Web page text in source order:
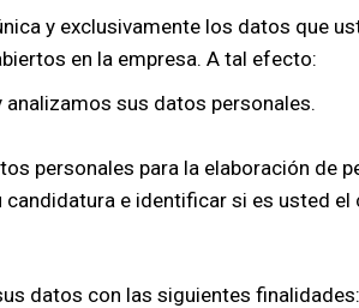
y exclusivamente los datos que
en la empresa. A tal efecto:
sus datos personales.
personales para la elaboración de
e identificar si es usted
datos con las siguientes finalidades: